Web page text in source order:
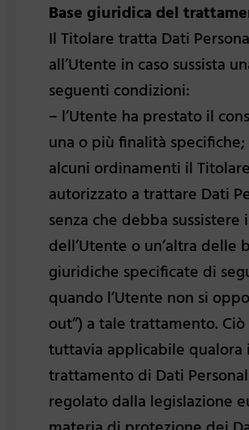
Base giuridica del
Il Titolare tratta Dati
all’Utente in caso sussista
seguenti condizioni:
– l’Utente ha prestato il
una o più finalità
alcuni ordinamenti il
autorizzato a trattare Dati
senza che debba sussistere
dell’Utente o un’altra delle
giuridiche specificate di
quando l’Utente non si
out”) a tale trattamento.
tuttavia applicabile qualora
trattamento di Dati
regolato dalla legislazione